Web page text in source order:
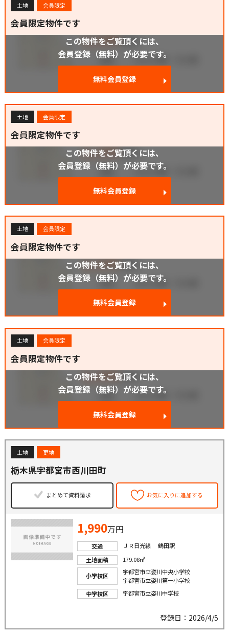
土地 会員限定
会員限定物件です
この物件をご覧頂くには、
会員登録（無料）が必要です。
無料会員登録
土地 会員限定
会員限定物件です
この物件をご覧頂くには、
会員登録（無料）が必要です。
無料会員登録
土地 会員限定
会員限定物件です
この物件をご覧頂くには、
会員登録（無料）が必要です。
無料会員登録
土地 会員限定
会員限定物件です
この物件をご覧頂くには、
会員登録（無料）が必要です。
無料会員登録
土地 更地
栃木県宇都宮市西川田町
まとめて資料請求 お気に入りに追加する
1,990万円
交通
ＪＲ日光線 鶴田駅
土地面積
179.08㎡
小学校区
宇都宮市立姿川中央小学校
宇都宮市立姿川第一小学校
中学校区
宇都宮市立姿川中学校
登録日：2026/4/5